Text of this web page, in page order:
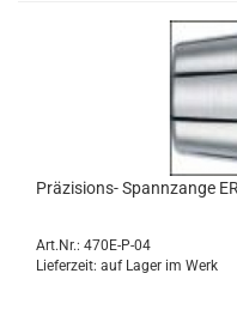
Präzisions- Spannzange
Art.Nr.: 470E-P-04
Lieferzeit: auf Lager im Werk